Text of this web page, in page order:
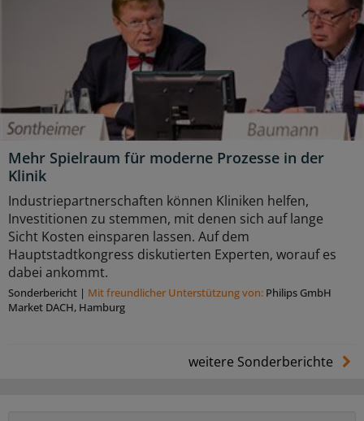
Mehr Spielraum für moderne Prozesse in der
Klinik
Industriepartnerschaften können Kliniken helfen,
Investitionen zu stemmen, mit denen sich auf lange
Sicht Kosten einsparen lassen. Auf dem
Hauptstadtkongress diskutierten Experten, worauf es
dabei ankommt.
Sonderbericht | Mit freundlicher Unterstützung von: Philips GmbH
Market DACH, Hamburg
weitere Sonderberichte